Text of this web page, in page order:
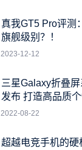
真我GT5 Pro评测
旗舰级别？！
2023-12-12
三星Galaxy折叠
发布 打造高品质
2022-08-22
超越电竞手机的